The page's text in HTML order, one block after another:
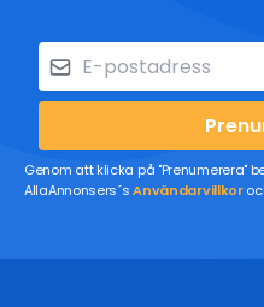
Genom att klicka på "Prenumerera"
AllaAnnonsers´sAnvändarvillkor